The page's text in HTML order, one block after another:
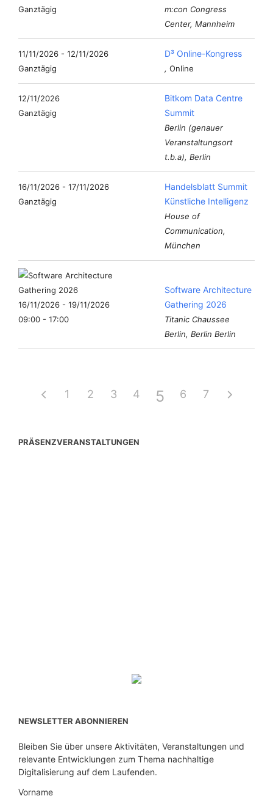
Ganztägig
m:con Congress
Center, Mannheim
11/11/2026 - 12/11/2026
Ganztägig
D³ Online-Kongress
, Online
12/11/2026
Ganztägig
Bitkom Data Centre
Summit
Berlin (genauer
Veranstaltungsort
t.b.a), Berlin
16/11/2026 - 17/11/2026
Ganztägig
Handelsblatt Summit
Künstliche Intelligenz
House of
Communication,
München
16/11/2026 - 19/11/2026
09:00 - 17:00
Software Architecture
Gathering 2026
Titanic Chaussee
Berlin, Berlin Berlin
1 2 3 4 5 6 7
PRÄSENZVERANSTALTUNGEN
NEWSLETTER ABONNIEREN
Bleiben Sie über unsere Aktivitäten, Veranstaltungen und
relevante Entwicklungen zum Thema nachhaltige
Digitalisierung auf dem Laufenden.
Vorname